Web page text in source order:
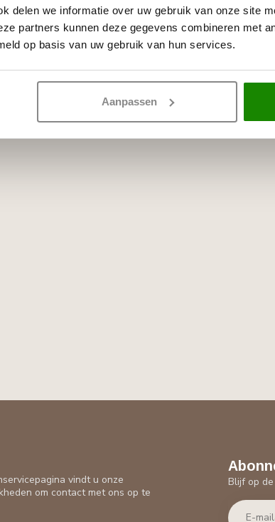
delen we informatie over uw gebruik van onze site
partners kunnen deze gegevens combineren met
op basis van uw gebruik van hun services.
Aanpassen
vindt u onze
om contact met ons op te
Blijf op